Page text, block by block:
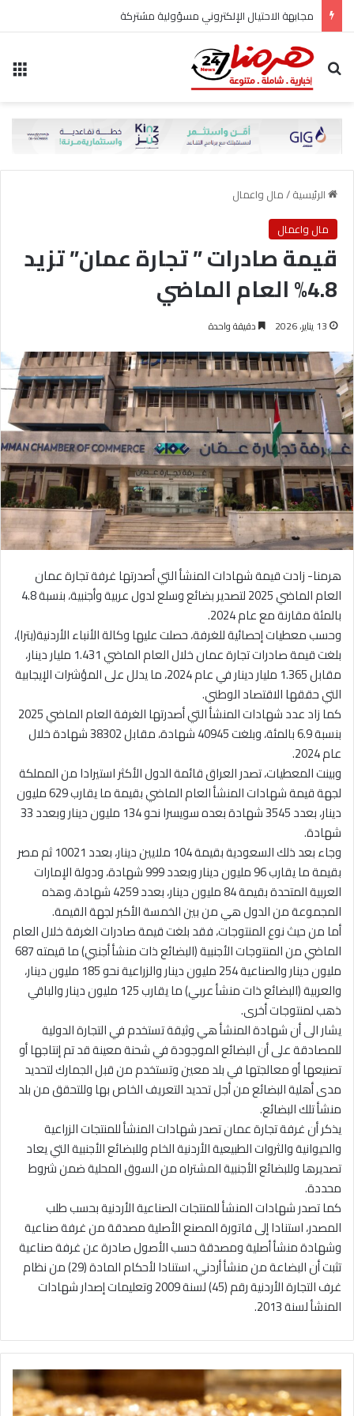
مجابهة الاحتيال الإلكتروني مسؤولية مشتركة
بحث عن
الرئيسية/مال واعمال
مال واعمال
قيمة صادرات ” تجارة عمان” تزيد
4.8% العام الماضي
13 يناير، 2026 دقيقة واحدة
هرمنا- زادت قيمة شهادات المنشأ التي أصدرتها غرفة تجارة عمان
العام الماضي 2025 لتصدير بضائع وسلع لدول عربية وأجنبية، بنسبة 4.8
بالمئة مقارنة مع عام 2024.
وحسب معطيات إحصائية للغرفة، حصلت عليها وكالة الأنباء الأردنية(بترا)،
بلغت قيمة صادرات تجارة عمان خلال العام الماضي 1.431 مليار دينار،
مقابل 1.365 مليار دينار في عام 2024، ما يدلل على المؤشرات الإيجابية
التي حققها الاقتصاد الوطني.
كما زاد عدد شهادات المنشأ التي أصدرتها الغرفة العام الماضي 2025
بنسبة 6.9 بالمئة، وبلغت 40945 شهادة، مقابل 38302 شهادة خلال
عام 2024.
وبينت المعطيات، تصدر العراق قائمة الدول الأكثر استيرادا من المملكة
لجهة قيمة شهادات المنشأ العام الماضي بقيمة ما يقارب 629 مليون
دينار، بعدد 3545 شهادة بعده سويسرا نحو 134 مليون دينار وبعدد 33
شهادة.
وجاء بعد ذلك السعودية بقيمة 104 ملايين دينار، بعدد 10021 ثم مصر
بقيمة ما يقارب 96 مليون دينار وبعدد 999 شهادة، ودولة الإمارات
العربية المتحدة بقيمة 84 مليون دينار، بعدد 4259 شهادة، وهذه
المجموعة من الدول هي من بين الخمسة الأكبر لجهة القيمة.
أما من حيث نوع المنتوجات، فقد بلغت قيمة صادرات الغرفة خلال العام
الماضي من المنتوجات الأجنبية (البضائع ذات منشأ أجنبي) ما قيمته 687
مليون دينار والصناعية 254 مليون دينار والزراعية نحو 185 مليون دينار،
والعربية (البضائع ذات منشأ عربي) ما يقارب 125 مليون دينار والباقي
ذهب لمنتوجات أخرى.
يشار الى أن شهادة المنشأ هي وثيقة تستخدم في التجارة الدولية
للمصادقة على أن البضائع الموجودة في شحنة معينة قد تم إنتاجها أو
تصنيعها أو معالجتها في بلد معين وتستخدم من قبل الجمارك لتحديد
مدى أهلية البضائع من أجل تحديد التعريف الخاص بها وللتحقق من بلد
منشأ تلك البضائع.
يذكر أن غرفة تجارة عمان تصدر شهادات المنشأ للمنتجات الزراعية
والحيوانية والثروات الطبيعية الأردنية الخام وللبضائع الأجنبية التي يعاد
تصديرها وللبضائع الأجنبية المشتراه من السوق المحلية ضمن شروط
محددة.
كما تصدر شهادات المنشأ للمنتجات الصناعية الأردنية بحسب طلب
المصدر، استنادا إلى فاتورة المصنع الأصلية مصدقة من غرفة صناعية
وشهادة منشأ أصلية ومصدقة حسب الأصول صادرة عن غرفة صناعية
تثبت أن البضاعة من منشأ أردني، استنادا لأحكام المادة (29) من نظام
غرف التجارة الأردنية رقم (45) لسنة 2009 وتعليمات إصدار شهادات
المنشأ لسنة 2013.
9
2
.